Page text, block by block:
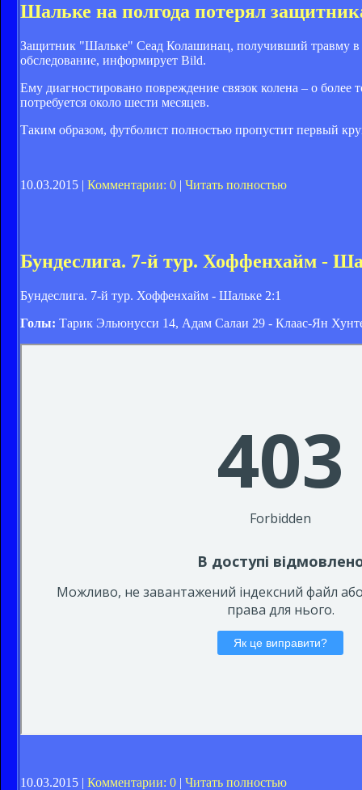
Шальке на полгода потерял
Защитник "Шальке" Сеад Колашинац, получивший травму в
обследование, информирует Bild.
Ему диагностировано повреждение связок колена – о
потребуется около шести месяцев.
Таким образом, футболист полностью пропустит первый
10.03.2015 | Комментарии: 0 | Читать полностью
Бундеслига. 7-й тур. Хоффенхайм -
Бундеслига. 7-й тур. Хоффенхайм - Шальке 2:1
Голы: Тарик Эльюнусси 14, Адам Салаи 29 - Клаас-Ян
10.03.2015 | Комментарии: 0 | Читать полностью